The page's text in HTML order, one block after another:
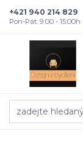
+421 940 214 829
Pon-Pát: 9:00 - 15:00h